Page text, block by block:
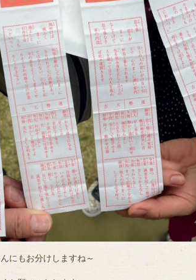
にもお分けしますね～